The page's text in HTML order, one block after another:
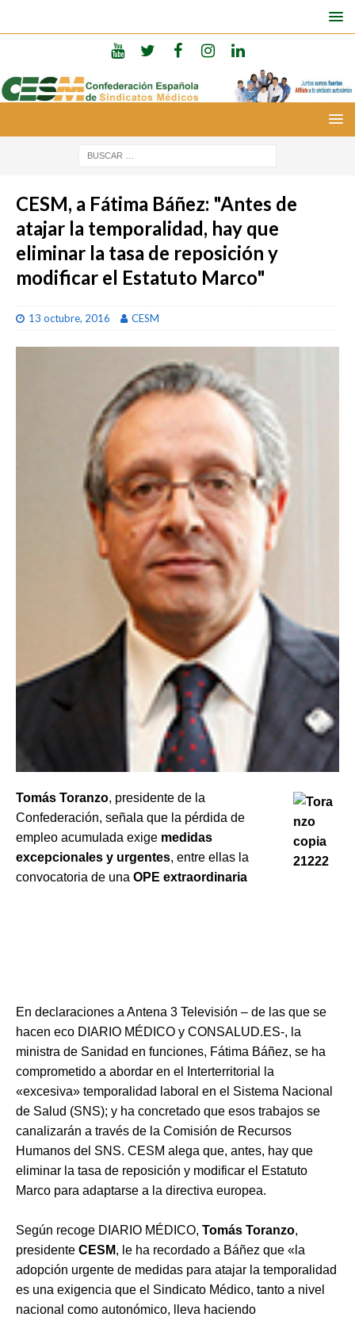
CESM, a Fátima Báñez: "Antes de
atajar la temporalidad, hay que
eliminar la tasa de reposición y
modificar el Estatuto Marco"
13 octubre, 2016 CESM
Tomás Toranzo, presidente de la
Confederación, señala que la pérdida de
empleo acumulada exige medidas
excepcionales y urgentes, entre ellas la
convocatoria de una OPE extraordinaria
En declaraciones a Antena 3 Televisión – de las que se
hacen eco DIARIO MÉDICO y CONSALUD.ES-, la
ministra de Sanidad en funciones, Fátima Báñez, se ha
comprometido a abordar en el Interterritorial la
«excesiva» temporalidad laboral en el Sistema Nacional
de Salud (SNS); y ha concretado que esos trabajos se
canalizarán a través de la Comisión de Recursos
Humanos del SNS. CESM alega que, antes, hay que
eliminar la tasa de reposición y modificar el Estatuto
Marco para adaptarse a la directiva europea.
Según recoge DIARIO MÉDICO, Tomás Toranzo,
presidente CESM, le ha recordado a Báñez que «la
adopción urgente de medidas para atajar la temporalidad
es una exigencia que el Sindicato Médico, tanto a nivel
nacional como autonómico, lleva haciendo